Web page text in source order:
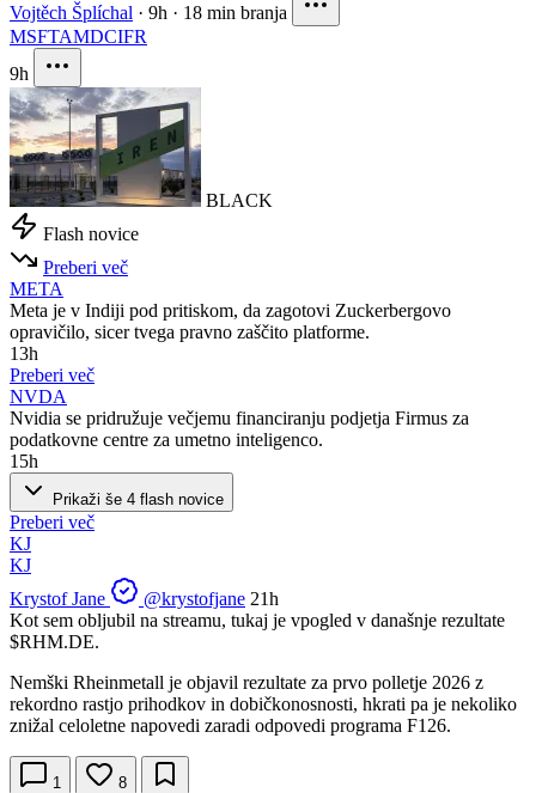
Vojtěch Šplíchal · 9h · 18 min branja
MSFTAMDCIFR
9h
BLACK
Flash novice
Preberi več
META
Meta je v Indiji pod pritiskom, da zagotovi Zuckerbergovo
opravičilo, sicer tvega pravno zaščito platforme.
13h
Preberi več
NVDA
Nvidia se pridružuje večjemu financiranju podjetja Firmus za
podatkovne centre za umetno inteligenco.
15h
Prikaži še 4 flash novice
Preberi več
KJ
KJ
Krystof Jane
@krystofjane 21h
Kot sem obljubil na streamu, tukaj je vpogled v današnje rezultate
$RHM.DE.
Nemški Rheinmetall je objavil rezultate za prvo polletje 2026 z
rekordno rastjo prihodkov in dobičkonosnosti, hkrati pa je nekoliko
znižal celoletne napovedi zaradi odpovedi programa F126.
1 8